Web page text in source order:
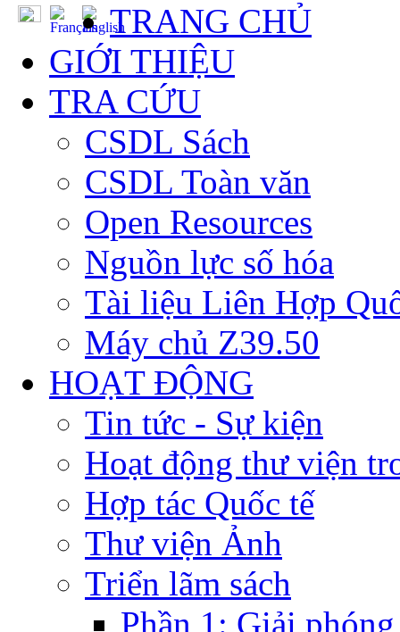
TRANG CHỦ
GIỚI THIỆU
TRA CỨU
CSDL Sách
CSDL Toàn văn
Open Resources
Nguồn lực số hóa
Tài liệu Liên Hợp
Máy chủ Z39.50
HOẠT ĐỘNG
Tin tức - Sự kiện
Hoạt động thư viện
Hợp tác Quốc tế
Thư viện Ảnh
Triển lãm sách
Phần 1: Giải